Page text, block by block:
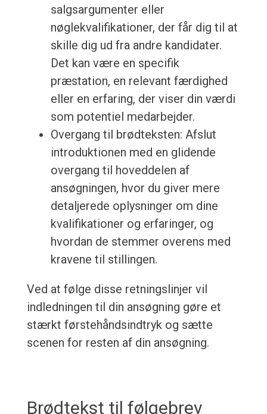
salgsargumenter eller
nøglekvalifikationer, der får dig til at
skille dig ud fra andre kandidater.
Det kan være en specifik
præstation, en relevant færdighed
eller en erfaring, der viser din værdi
som potentiel medarbejder.
Overgang til brødteksten: Afslut
introduktionen med en glidende
overgang til hoveddelen af
ansøgningen, hvor du giver mere
detaljerede oplysninger om dine
kvalifikationer og erfaringer, og
hvordan de stemmer overens med
kravene til stillingen.
Ved at følge disse retningslinjer vil
indledningen til din ansøgning gøre et
stærkt førstehåndsindtryk og sætte
scenen for resten af din ansøgning.
Brødtekst til følgebrev